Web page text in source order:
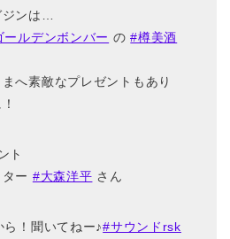
ンは…
ールデンボンバー の#樽美酒
へ素敵なプレゼントもあり
ト
ー #大森洋平 さん
！聞いてねー♪#サウンドrsk